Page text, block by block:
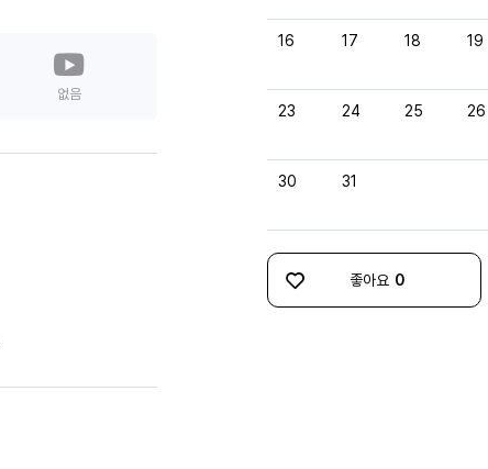
16 17 18 19
23 24 25 26
30 31
좋아요 0
없음